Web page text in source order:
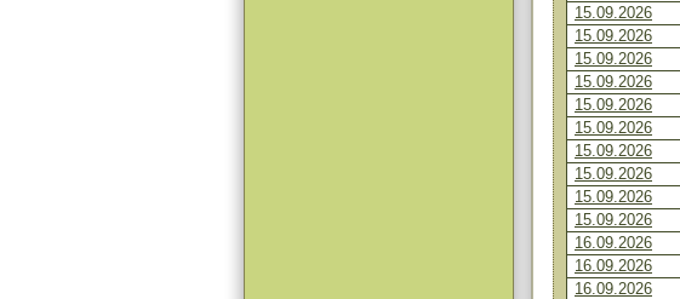
15.09.2026
15.09.2026
15.09.2026
15.09.2026
15.09.2026
15.09.2026
15.09.2026
15.09.2026
15.09.2026
15.09.2026
16.09.2026
16.09.2026
16.09.2026